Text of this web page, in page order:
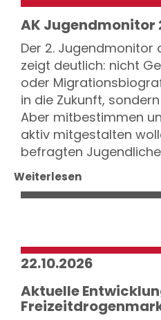
AK Jugendmonitor
Der 2. Jugendmonitor
zeigt deutlich: nicht
oder
in die Zukunft,
Aber mitbestimmen
aktiv mitgestalten
befragten
Weiterlesen
22.10.2026
Aktuelle